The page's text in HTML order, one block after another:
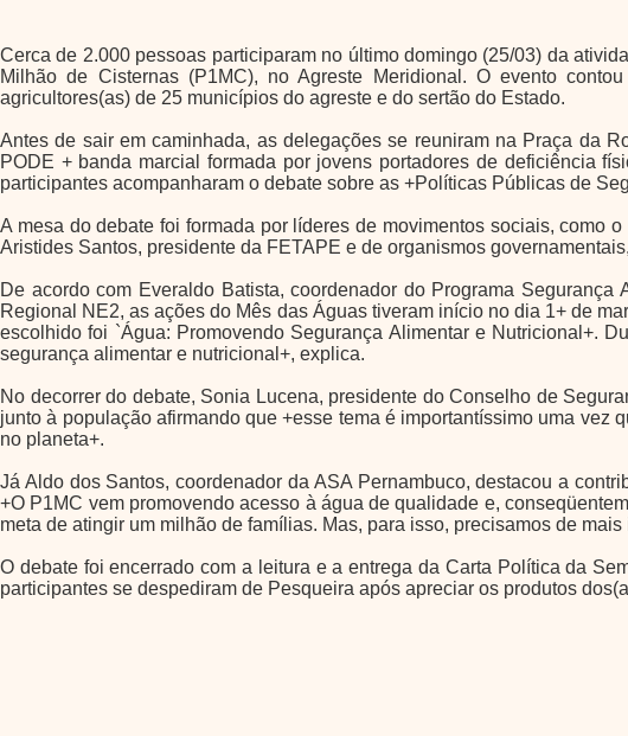
Cerca de 2.000 pessoas participaram no último domingo (25/03) da
Milhão de Cisternas (P1MC), no Agreste Meridional. O evento
agricultores(as) de 25 municípios do agreste e do sertão do Estado.
Antes de sair em caminhada, as delegações se reuniram na Praça da
PODE + banda marcial formada por jovens portadores de deficiência
participantes acompanharam o debate sobre as +Políticas Públicas de
A mesa do debate foi formada por líderes de movimentos sociais, como
Aristides Santos, presidente da FETAPE e de organismos
De acordo com Everaldo Batista, coordenador do Programa
Regional NE2, as ações do Mês das Águas tiveram início no dia 1+ de
escolhido foi `Água: Promovendo Segurança Alimentar e Nutricional+.
segurança alimentar e nutricional+, explica.
No decorrer do debate, Sonia Lucena, presidente do Conselho de
junto à população afirmando que +esse tema é importantíssimo uma vez
no planeta+.
Já Aldo dos Santos, coordenador da ASA Pernambuco, destacou a
+O P1MC vem promovendo acesso à água de qualidade e,
meta de atingir um milhão de famílias. Mas, para isso, precisamos de
O debate foi encerrado com a leitura e a entrega da Carta Política da
participantes se despediram de Pesqueira após apreciar os produtos